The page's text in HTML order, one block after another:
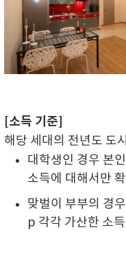
[소득 기준]
해당 세대의 전년도 도
대학생인 경우 본
소득에 대해서만
맞벌이 부부의 경
p 각각 가산한 소